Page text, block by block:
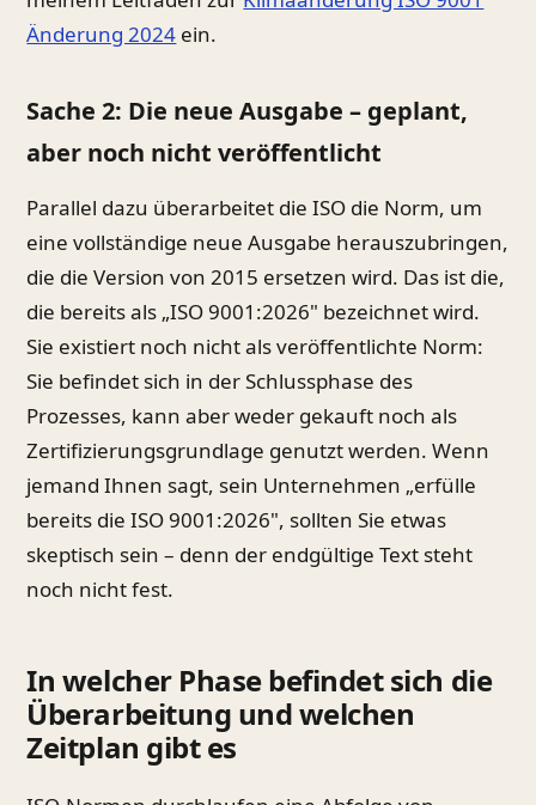
Änderung 2024 ein.
Sache 2: Die neue Ausgabe – geplant,
aber noch nicht veröffentlicht
Parallel dazu überarbeitet die ISO die Norm, um
eine vollständige neue Ausgabe herauszubringen,
die die Version von 2015 ersetzen wird. Das ist die,
die bereits als „ISO 9001:2026" bezeichnet wird.
Sie existiert noch nicht als veröffentlichte Norm:
Sie befindet sich in der Schlussphase des
Prozesses, kann aber weder gekauft noch als
Zertifizierungsgrundlage genutzt werden. Wenn
jemand Ihnen sagt, sein Unternehmen „erfülle
bereits die ISO 9001:2026", sollten Sie etwas
skeptisch sein – denn der endgültige Text steht
noch nicht fest.
In welcher Phase befindet sich die
Überarbeitung und welchen
Zeitplan gibt es